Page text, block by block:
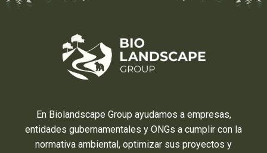
En Biolandscape Group ayudamos a empresas,
entidades gubernamentales y ONGs a cumplir con la
normativa ambiental, optimizar sus proyectos y